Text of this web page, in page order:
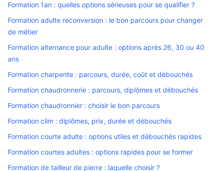
Formation 1an : quelles options sérieuses pour se qualifier ?
Formation adulte reconversion : le bon parcours pour changer
de métier
Formation alternance pour adulte : options après 26, 30 ou 40
ans
Formation charpente : parcours, durée, coût et débouchés
Formation chaudronnerie : parcours, diplômes et débouchés
Formation chaudronnier : choisir le bon parcours
Formation clim : diplômes, prix, durée et débouchés
Formation courte adulte : options utiles et débouchés rapides
Formation courtes adultes : options rapides pour se former
Formation de tailleur de pierre : laquelle choisir ?